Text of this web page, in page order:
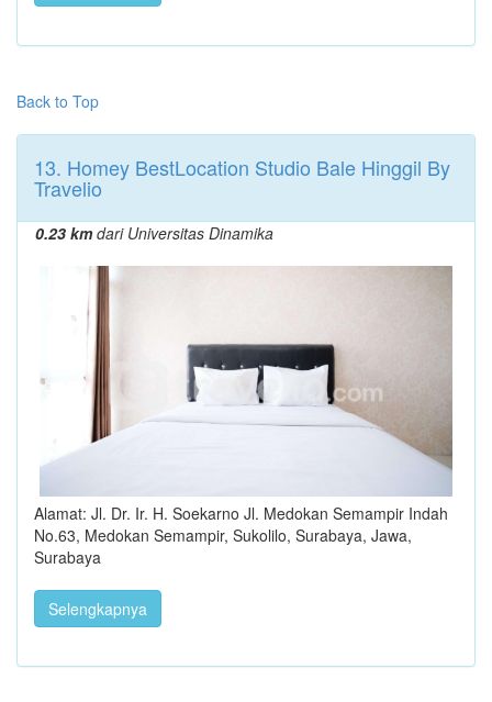
Back to Top
13. Homey BestLocation Studio Bale Hinggil By
Travelio
0.23 kmdari Universitas Dinamika
Alamat: Jl. Dr. Ir. H. Soekarno Jl. Medokan Semampir Indah
No.63, Medokan Semampir, Sukolilo, Surabaya, Jawa,
Surabaya
Selengkapnya